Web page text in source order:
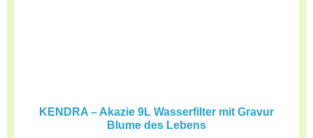
KENDRA – Akazie 9L Wasserfilter mit Gravur
Blume des Lebens